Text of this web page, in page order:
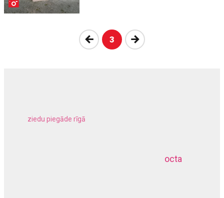
Atpakaļ
3 Nākošā
octa
ziedu piegāde rīgā
dziļurbums